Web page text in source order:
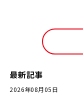
最新記事
2026年08月05日